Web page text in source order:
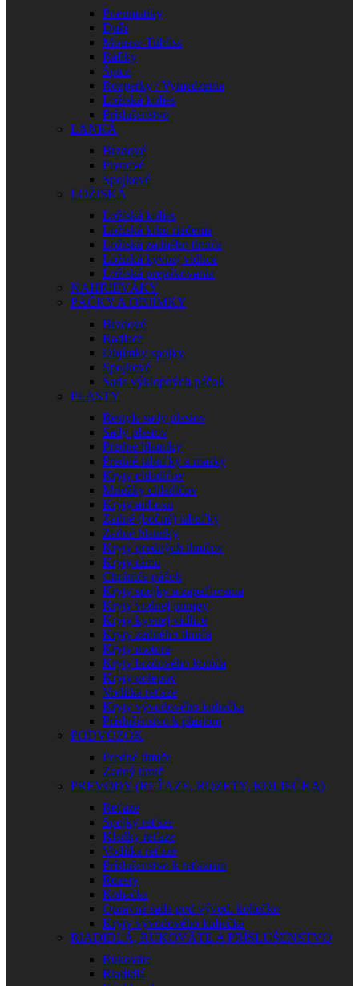
Pneumatiky
Duše
Mousse-Tubliss
Ráfiky
Špice
Rozperky / Vymedzenia
Ložiská kolies
Príslušenstvo
LANKÁ
Brzdové
Plynové
Spojkové
LOŽISKÁ
Ložiská kolies
Ložiská krku riadenia
Ložiská zadného tlmiča
Ložiská kyvnej vidlice
Ložiská prepákovania
NAHRIEVÁKY
PÁČKY A OBJÍMKY
Brzdové
Radiace
Objímky spojky
Spojkové
Sada výklopných páčok
PLASTY
Restyle sady plastov
Sady plastov
Predné blatníky
Predné tabuľky a masky
Kryty chladičov
Mriežky chladičov
Kryty airboxu
Zadné (bočné) tabuľky
Zadné blatníky
Kryty predných tlmičov
Kryty rámu
Chrániče páčok
Kryty spojky a zapaľovania
Kryty vodnej pumpy
Kryty kyvnej vidlice
Kryty zadného tlmiča
Kryty motora
Kryty brzdového kotúča
Kryty polepov
Vodítka reťaze
Kryty vývodového koliečka
Príslušenstvo k plastom
PODVOZOK
Predné tlmiče
Zadný tlmič
PREVODY (REŤAZE, ROZETY, KOLIEČKA)
Reťaze
Spojky reťaze
Kladky reťaze
Vodítka reťaze
Príslušenstvo k reťaziam
Rozety
Koliečka
Opravná sada pod vývod. koliečko
Kryty vývodového koliečka
RIADIDLÁ, RUKOVÄTE A PRÍSLUŠENSTVO
Rukoväte
Riadidlá